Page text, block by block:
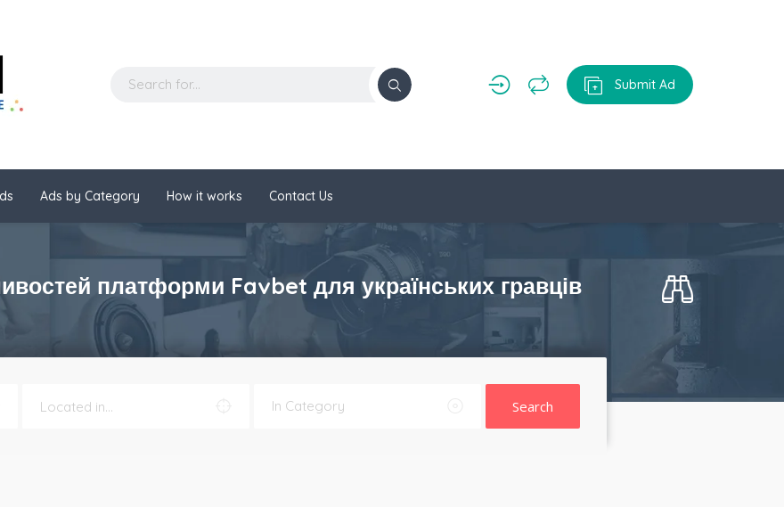
Submit Ad
Ads by Category How it works Contact Us
платформи Favbet для українських гравців
Search